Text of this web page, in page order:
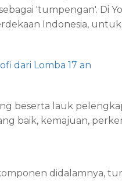
'tumpengan'. Di
Indonesia,
dari Lomba 17 an
beserta lauk
baik, kemajuan,
didalamnya,